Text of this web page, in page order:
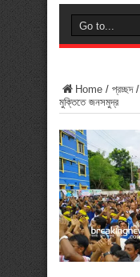
Home / প্রচ্ছদ/
মুক্তিতে জনসমুদ্র